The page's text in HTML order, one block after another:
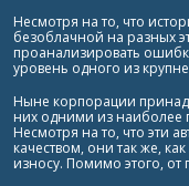
Несмотря на то, что
безоблачной на разных
проанализировать
уровень одного из
Ныне корпорации
них одними из наиболее
Несмотря на то, что эти
качеством, они так же,
износу. Помимо этого, от